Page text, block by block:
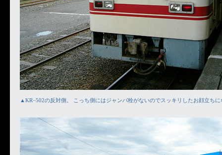
▲KR−502の反対側。 こっち側にはジャンパ栓がないのでスッキリしたお顔立ち